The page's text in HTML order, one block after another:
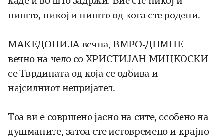
ништо, никој и ништо од кога сте родени.
МАКЕДОНИЈА вечна, ВМРО-ДПМНЕ
вечно на чело со ХРИСТИЈАН МИЦКОСКИ
се Тврдината од која се одбива и
најсилниот непријател.
Тоа ви е совршено јасно на сите, особено на
душманите, затоа сте истовремено и крајно